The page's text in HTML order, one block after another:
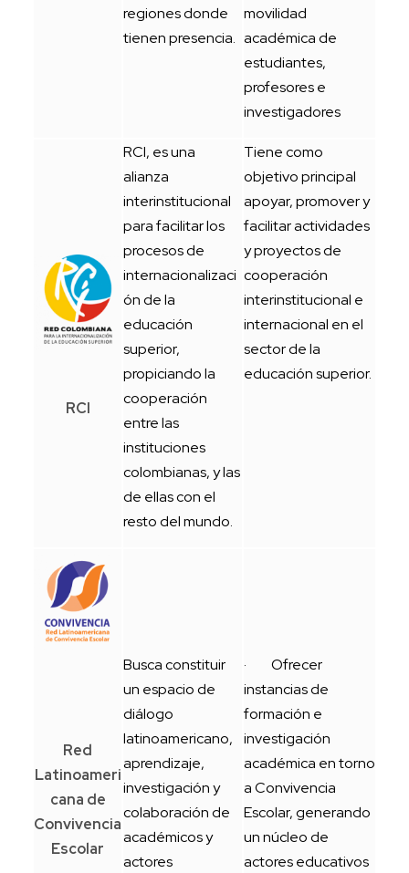
regiones donde
tienen presencia.
movilidad
académica de
estudiantes,
profesores e
investigadores
RCI
RCI, es una
alianza
interinstitucional
para facilitar los
procesos de
internacionalizaci
ón de la
educación
superior,
propiciando la
cooperación
entre las
instituciones
colombianas, y las
de ellas con el
resto del mundo.
Tiene como
objetivo principal
apoyar, promover y
facilitar actividades
y proyectos de
cooperación
interinstitucional e
internacional en el
sector de la
educación superior.
Red
Latinoameri
cana de
Convivencia
Escolar
Busca constituir
un espacio de
diálogo
latinoamericano,
aprendizaje,
investigación y
colaboración de
académicos y
actores
· Ofrecer
instancias de
formación e
investigación
académica en torno
a Convivencia
Escolar, generando
un núcleo de
actores educativos